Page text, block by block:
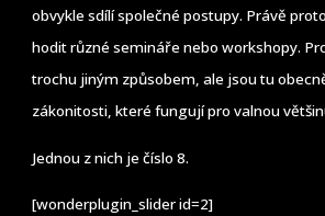
obvykle sdílí společné postupy. Právě
hodit různé semináře nebo workshopy.
trochu jiným způsobem, ale jsou tu
zákonitosti, které fungují pro valnou
Jednou z nich je číslo 8.
[wonderplugin_slider id=2]